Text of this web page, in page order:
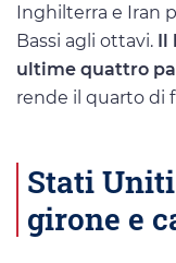
Inghilterra e Iran
Bassi agli ottavi. Il
ultime quattro
rende il quarto di
Stati
girone e